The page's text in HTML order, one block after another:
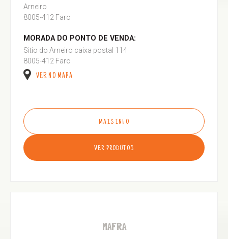
Arneiro
8005-412 Faro
MORADA DO PONTO DE VENDA:
Sitio do Arneiro caixa postal 114
8005-412 Faro
VER NO MAPA
MAIS INFO
VER PRODUTOS
MAFRA